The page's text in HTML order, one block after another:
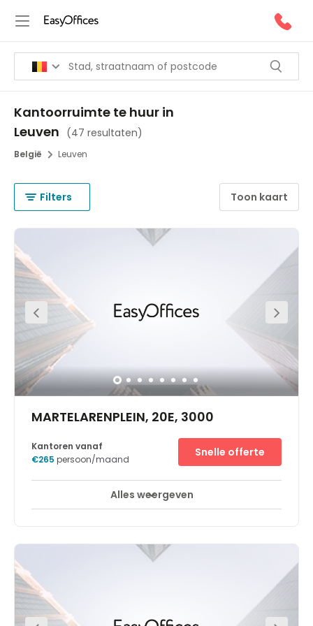
Kantoorruimte te huur in
Leuven (47 resultaten)
België Leuven
Filters Toon kaart
MARTELARENPLEIN, 20E, 3000
Break-Out Ruimtes Business lounge
u verwacht van een stadscentrum. Bovendien is de
locatie zeer toegankelijk. Deze Regus Express ligt ook
multinationals uit de voedingssector en de
technologische industrie, en biedt u tevens uitstekende
transportverbindingen binnen de hele regio.Het
treinstation van Leuven verwerkt elke week 350.000
Kantoren vanaf
€265 persoon/maand
Snelle offerte
Alles weergeven